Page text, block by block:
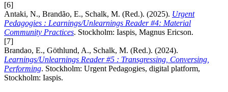
[6]
Antaki, N., Brandão, E., Schalk, M. (Red.). (2025). Urgent
Pedagogies : Learnings/Unlearnings Reader #4: Material
Community Practices. Stockholm: Iaspis, Magnus Ericson.
[7]
Brandao, E., Göthlund, A., Schalk, M. (Red.). (2024).
Learnings/Unlearnings Reader #5 : Transgressing, Conversing,
Performing. Stockholm: Urgent Pedagogies, digital platform,
Stockholm: Iaspis.